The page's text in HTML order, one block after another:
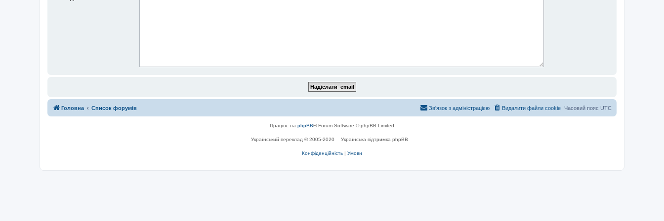
Головна Список форумів Часовий пояс UTC
Видалити файли cookie
Зв'язок з адміністрацією
Працює на phpBB® Forum Software © phpBB Limited
Український переклад © 2005-2020 Українська підтримка phpBB
Конфіденційність | Умови